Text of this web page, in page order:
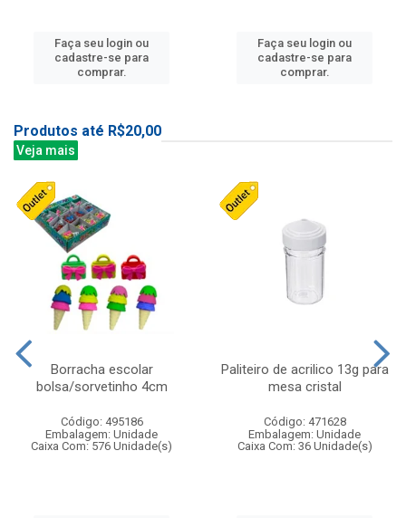
Faça seu login ou
cadastre-se para
comprar.
Faça seu login ou
cadastre-se para
comprar.
Produtos até R$20,00
Veja mais
Borracha escolar
bolsa/sorvetinho 4cm
Código: 495186
Embalagem: Unidade
Caixa Com: 576 Unidade(s)
Paliteiro de acrilico 13g para
mesa cristal
Código: 471628
Embalagem: Unidade
Caixa Com: 36 Unidade(s)